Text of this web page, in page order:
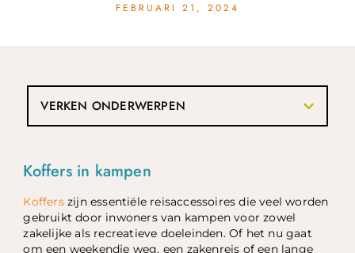
FEBRUARI 21, 2024
Koffers in kampen
Kofferszijn essentiële reisaccessoires die veel worden
gebruikt door inwoners van kampen voor zowel
zakelijke als recreatieve doeleinden. Of het nu gaat
om een weekendje weg, een zakenreis of een lange
VERKEN ONDERWERPEN